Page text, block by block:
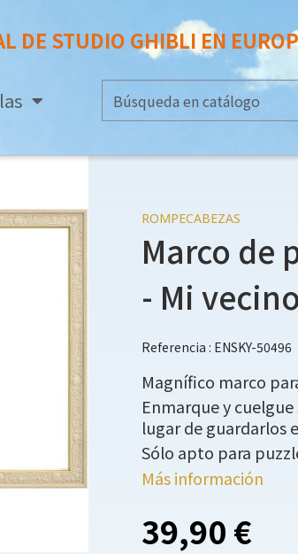
DE STUDIO GHIBLI EN
ROMPECABEZAS
Marco de
- Mi
Referencia : ENSKY-50496
Magnífico marco
Enmarque y
lugar de guardarlos
Sólo apto para
Más información
39,90 €